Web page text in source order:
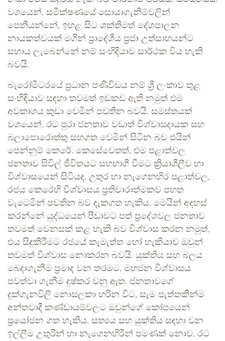
වශයෙන්, සමීක්ෂණයේ සොයාගැනීම්වලින්
පෙනීයන්නේ, ඉහළ සිට ශක්තිමත් දේශපාලන
නායකත්වයක් මගින් ප්‍රාදේශීය ප්‍රජා උත්සාහයන්ට
සහාය ලැබෙන්නේ නම් සංහිඳියාව සාර්ථක විය හැකි
බවයි.
බැරෝමීටරයේ ප්‍රධාන පණිවිඩය නම් ශ්‍රී ලංකාව තුළ
සංහිඳියාව සඳහා තවමත් ඉඩකඩ ඇති නමුත් එම
අවකාශය කුඩා වෙමින් පවතින බවයි. සමස්තයක්
වශයෙන්, රට පුරා ජනතාව වඩාත් විශ්වාසදායක සහ
බලාපොරොත්තු සහගත වෙමින් සිටින බව එයින්
පෙන්නුම් කෙරේ. කෙසේවෙතත්, එම පළාත්වල
ජනතාව සිවිල් ජීවිතයට සහභාගී වීමට ක්‍රියාශීලීව හා
විශ්වාසයෙන් සිටියද, උතුර හා නැගෙනහිර පළාත්වල,
රජය කෙරෙහි විශ්වාසය ප්‍රතිචාරාත්මකව පහත
වැටෙමින් පවතින බව දැකගත හැකිය. මෙයින් අදහස්
කරන්නේ යුද්ධයෙන් පීඩාවට පත් ප්‍රදේශවල ජනතාව
තවමත් වෙනසක් කළ හැකි බව විශ්වාස කරන නමුත්,
එය සිදුකිරීමට රජයේ කැමැත්ත හෝ හැකියාව ඔවුන්
තවමත් විශ්වාස නොකරන බවයි. යුක්තිය සහ බලය
බෙදාගැනීම ප්‍රමාද වන තරමට, මහජන විශ්වාසය
පවත්වා ගැනීම දුෂ්කර වනු ඇත. ජනතාවගේ
දුක්ගැනවිලි නොසලකා හරින විට, සෑම පැත්තකින්ම
අන්තවාදී කණ්ඩායම්වලට ඔවුන්ගේ කෝපයෙන්
ප්‍රයෝජන ගත හැකිය. සත්‍යය සහ යුක්තිය සඳහා වන
ඉල්ලීම උතුරින් හා නැගෙනහිරින් පමණක් නොව, රට